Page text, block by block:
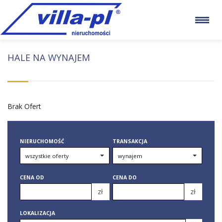
HALE NA WYNAJEM
Brak Ofert
NIERUCHOMOŚĆ TRANSAKCJA
CENA OD
zł
CENA DO
zł
LOKALIZACJA